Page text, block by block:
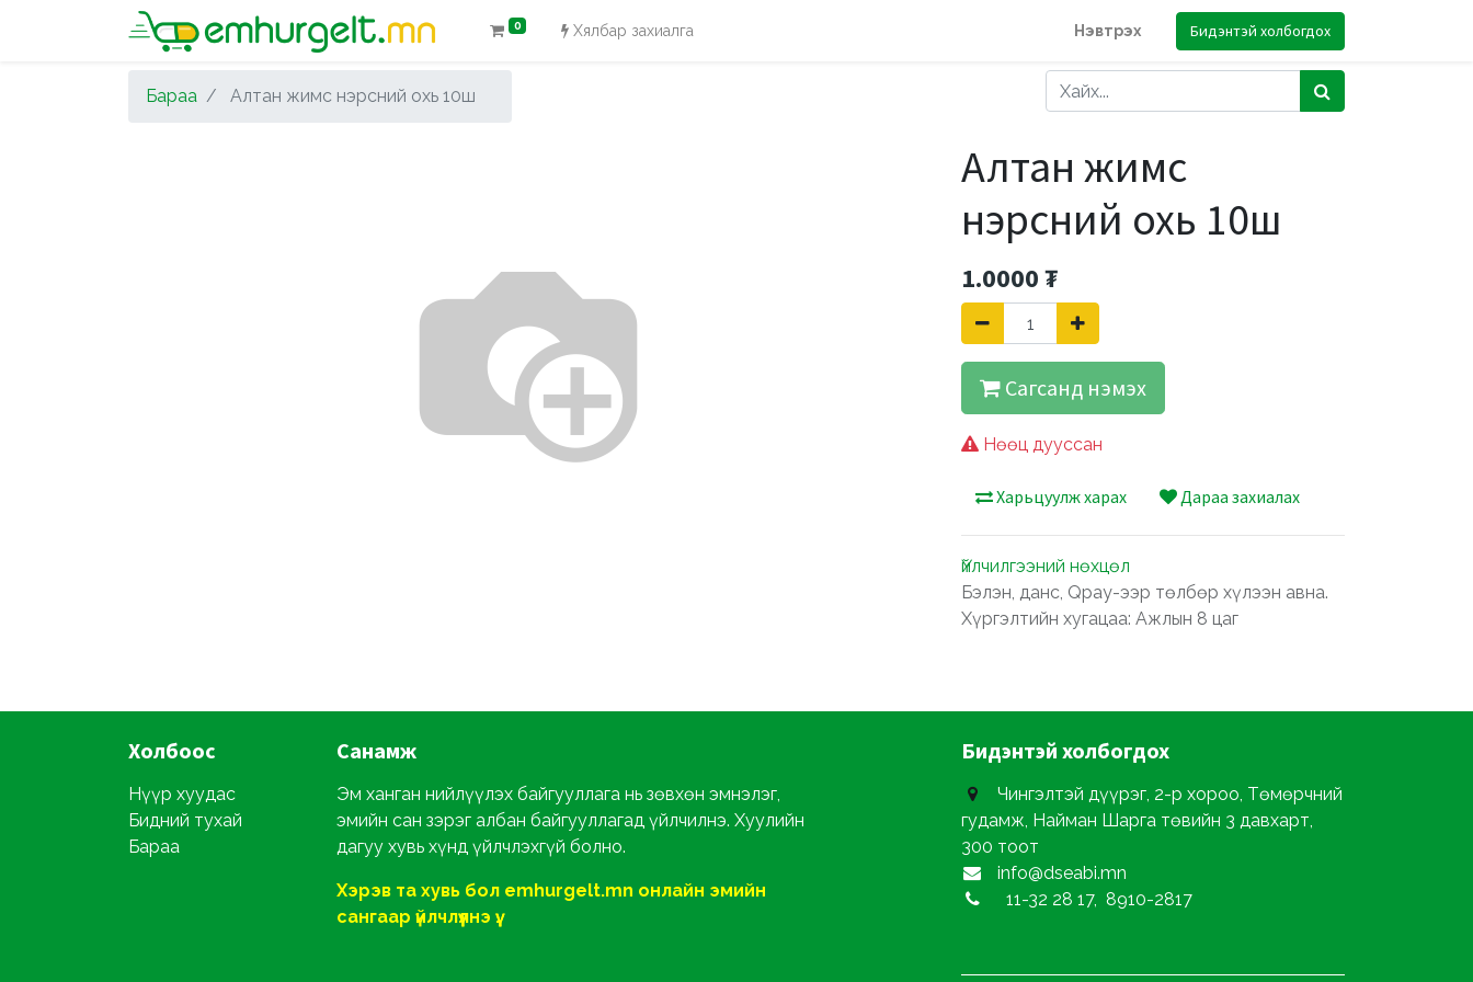
0 Хялбар захиалга Нэвтрэх Бидэнтэй холбогдох
Бараа Алтан жимс нэрсний охь 10ш
Алтан жимс
нэрсний охь 10ш
1.0000₮
Сагсанд нэмэх
Нөөц дууссан
Харьцуулж харах Дараа захиалах
Үйлчилгээний нөхцөл
Бэлэн, данс, Qpay-ээр төлбөр хүлээн авна.
Хүргэлтийн хугацаа: Ажлын 8 цаг
Холбоос
Нүүр хуудас
Бидний тухай
Бараа
Санамж
Эм ханган нийлүүлэх байгууллага нь зөвхөн эмнэлэг,
эмийн сан зэрэг албан байгууллагад үйлчилнэ. Хуулийн
дагуу хувь хүнд үйлчлэхгүй болно.
Хэрэв та хувь бол emhurgelt.mn онлайн эмийн
сангаар үйлчлүүлнэ үү.
Бидэнтэй холбогдох
Чингэлтэй дүүрэг, 2-р хороо, Төмөрчний
гудамж, Найман Шарга төвийн 3 давхарт,
300 тоот
info@dseabi.mn
11-32 28 17, 8910-2817